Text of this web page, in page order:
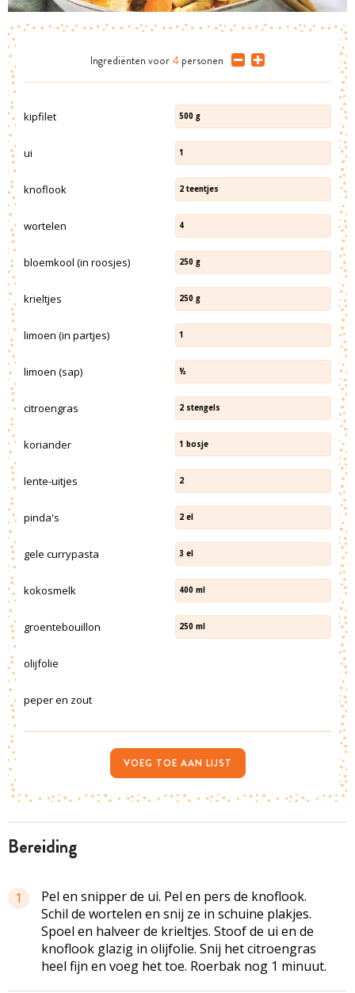
bereiding
1
Pel en snipper de ui. Pel en pers de knoflook.
Schil de wortelen en snij ze in schuine plakjes.
Spoel en halveer de krieltjes. Stoof de ui en de
knoflook glazig in olijfolie. Snij het citroengras
heel fijn en voeg het toe. Roerbak nog 1 minuut.
Ingrediënten voor 4 personen
kipfilet 500 g
ui 1
knoflook 2 teentjes
wortelen 4
bloemkool (in roosjes) 250 g
krieltjes 250 g
limoen (in partjes) 1
limoen (sap) ½
citroengras 2 stengels
koriander 1 bosje
lente-uitjes 2
pinda's 2 el
gele currypasta 3 el
kokosmelk 400 ml
groentebouillon 250 ml
olijfolie
peper en zout
VOEG TOE AAN LIJST